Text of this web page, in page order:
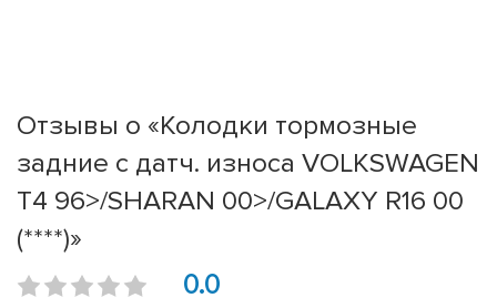
Отзывы о «Колодки тормозные
задние с датч. износа VOLKSWAGEN
T4 96>/SHARAN 00>/GALAXY R16 00
(****)»
0.0